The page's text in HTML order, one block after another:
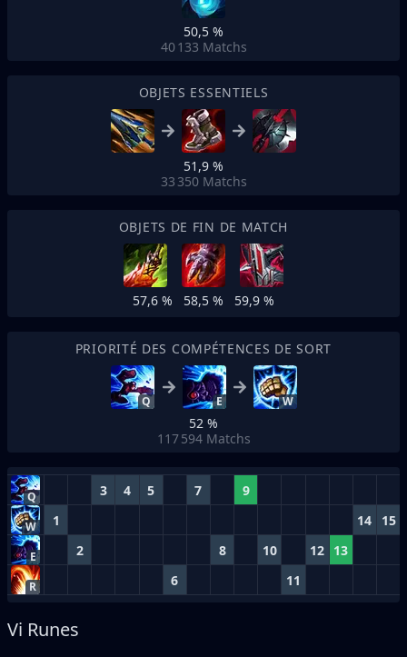
50,5 %
40 133 Matchs
OBJETS ESSENTIELS
51,9 %
33 350 Matchs
OBJETS DE FIN DE MATCH
57,6 % 58,5 % 59,9 %
PRIORITÉ DES COMPÉTENCES DE SORT
Q E W
52 %
117 594 Matchs
Q 3 4 5 7 9
W 1 14 15
E 2 8 10 12 13
R 6 11
Vi Runes